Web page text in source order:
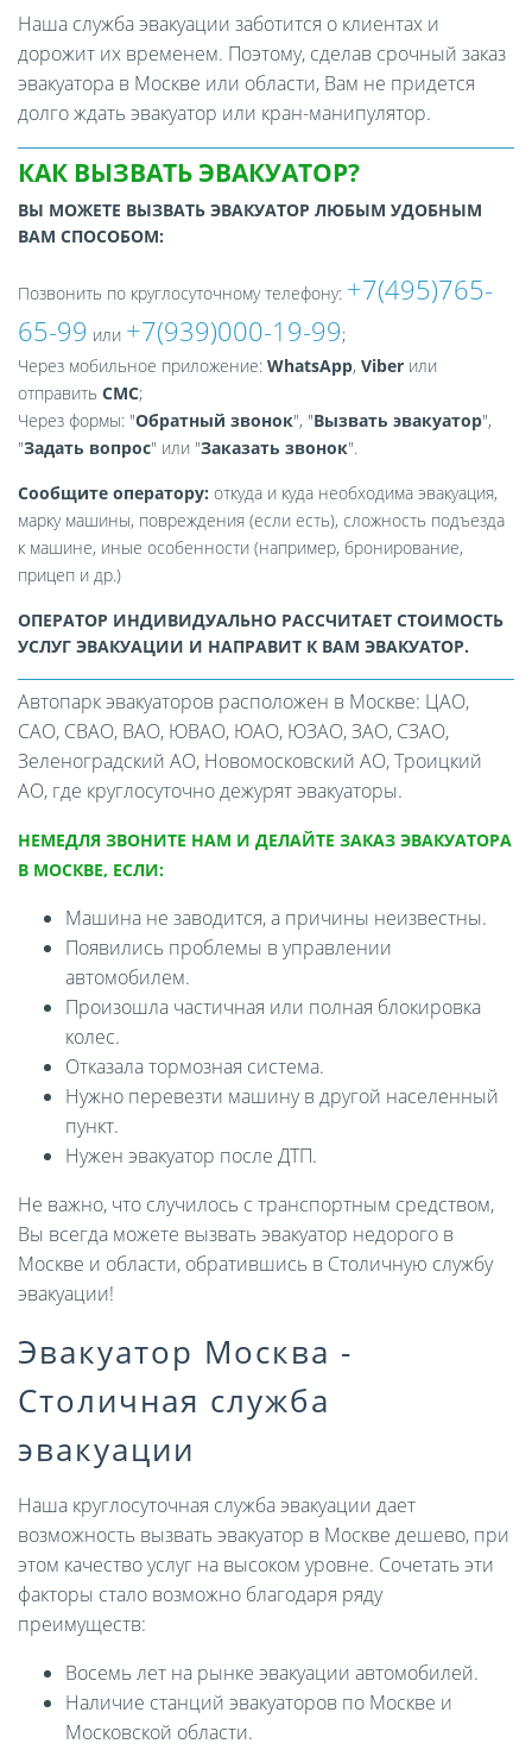
Наша служба эвакуации заботится о клиентах и
дорожит их временем. Поэтому, сделав срочный заказ
эвакуатора в Москве или области, Вам не придется
долго ждать эвакуатор или кран-манипулятор.
КАК ВЫЗВАТЬ ЭВАКУАТОР?
ВЫ МОЖЕТЕ ВЫЗВАТЬ ЭВАКУАТОР ЛЮБЫМ УДОБНЫМ
ВАМ СПОСОБОМ:
Позвонить по круглосуточному телефону: +7(495)765-
65-99 или +7(939)000-19-99;
Через мобильное приложение: WhatsApp, Viber или
отправить СМС;
Через формы: "Обратный звонок", "Вызвать эвакуатор",
"Задать вопрос" или "Заказать звонок".
Сообщите оператору: откуда и куда необходима эвакуация,
марку машины, повреждения (если есть), сложность подъезда
к машине, иные особенности (например, бронирование,
прицеп и др.)
ОПЕРАТОР ИНДИВИДУАЛЬНО РАССЧИТАЕТ СТОИМОСТЬ
УСЛУГ ЭВАКУАЦИИ И НАПРАВИТ К ВАМ ЭВАКУАТОР.
Автопарк эвакуаторов расположен в Москве: ЦАО,
САО, СВАО, ВАО, ЮВАО, ЮАО, ЮЗАО, ЗАО, СЗАО,
Зеленоградский АО, Новомосковский АО, Троицкий
АО, где круглосуточно дежурят эвакуаторы.
НЕМЕДЛЯ ЗВОНИТЕ НАМ И ДЕЛАЙТЕ ЗАКАЗ ЭВАКУАТОРА
В МОСКВЕ, ЕСЛИ:
Машина не заводится, а причины неизвестны.
Появились проблемы в управлении
автомобилем.
Произошла частичная или полная блокировка
колес.
Отказала тормозная система.
Нужно перевезти машину в другой населенный
пункт.
Нужен эвакуатор после ДТП.
Не важно, что случилось с транспортным средством,
Вы всегда можете вызвать эвакуатор недорого в
Москве и области, обратившись в Столичную службу
эвакуации!
Эвакуатор Москва -
Столичная служба
эвакуации
Наша круглосуточная служба эвакуации дает
возможность вызвать эвакуатор в Москве дешево, при
этом качество услуг на высоком уровне. Сочетать эти
факторы стало возможно благодаря ряду
преимуществ:
Восемь лет на рынке эвакуации автомобилей.
Наличие станций эвакуаторов по Москве и
Московской области.